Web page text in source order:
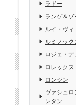
ラドー
ランゲ＆ゾ
ルイ・ヴィ
ルミノック
ロジェ・デ
ロレックス
ロンジン
ヴァシュロ
ンタン